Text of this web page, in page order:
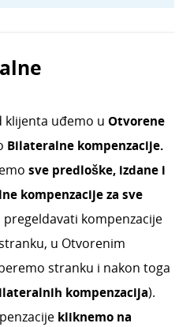
klijenta uđemo u Otvorene
Bilateralne kompenzacije.
sve predloške, izdane i
kompenzacije za sve
pregeldavati kompenzacije
u Otvorenim
stranku i nakon toga
kompenzacija).
kliknemo na